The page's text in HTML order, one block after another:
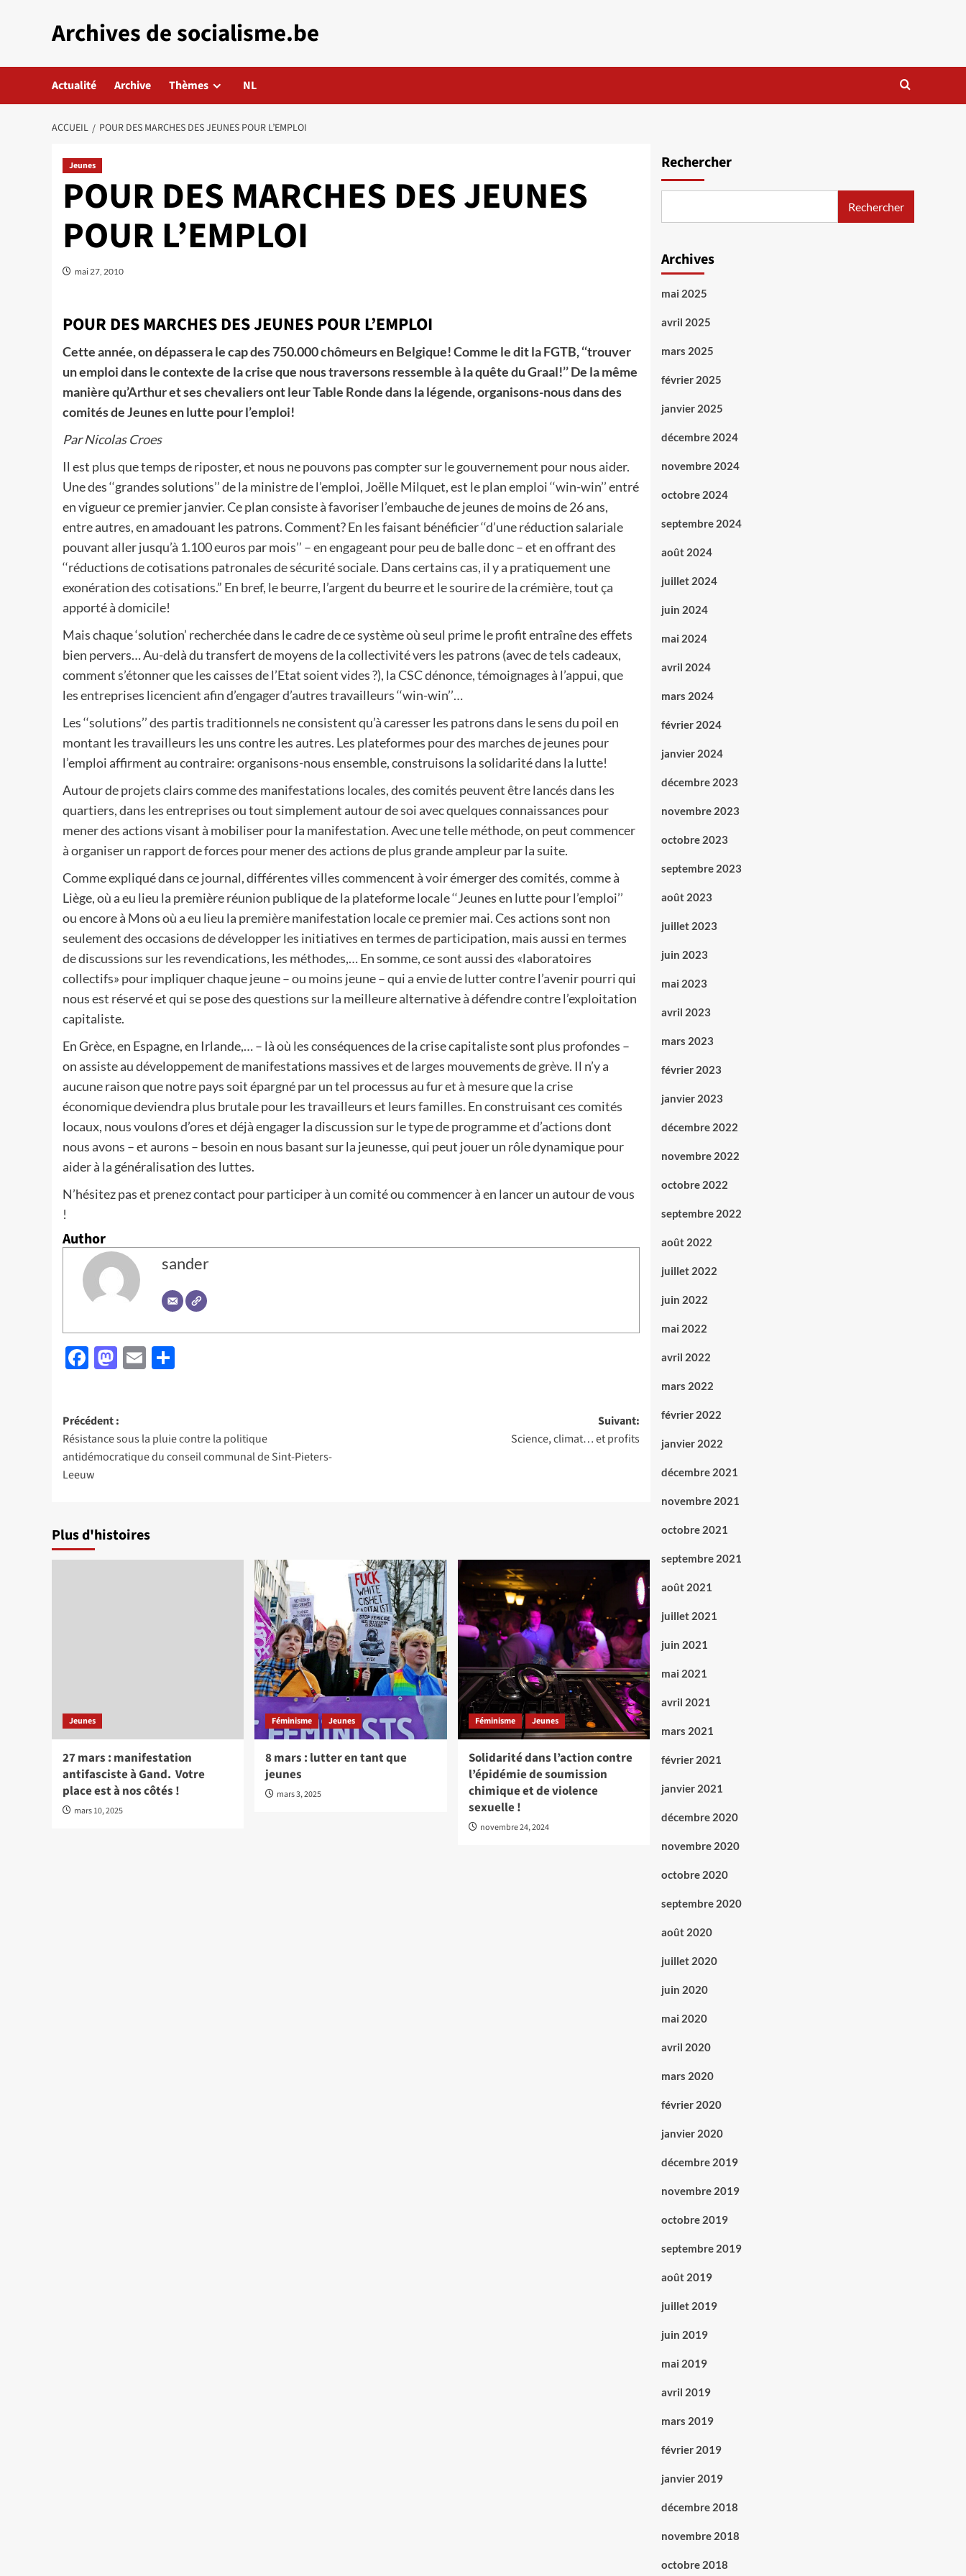
Archives de socialisme.be
Actualité Archive Thèmes NL
ACCUEIL POUR DES MARCHES DES JEUNES POUR L’EMPLOI
Jeunes
POUR DES MARCHES DES JEUNES
POUR L’EMPLOI
mai 27, 2010
POUR DES MARCHES DES JEUNES POUR L’EMPLOI
Cette année, on dépassera le cap des 750.000 chômeurs en Belgique! Comme le dit la FGTB, ‘‘trouver
un emploi dans le contexte de la crise que nous traversons ressemble à la quête du Graal!’’ De la même
manière qu’Arthur et ses chevaliers ont leur Table Ronde dans la légende, organisons-nous dans des
comités de Jeunes en lutte pour l’emploi!
Par Nicolas Croes
Il est plus que temps de riposter, et nous ne pouvons pas compter sur le gouvernement pour nous aider.
Une des ‘‘grandes solutions’’ de la ministre de l’emploi, Joëlle Milquet, est le plan emploi ‘‘win-win’’ entré
en vigueur ce premier janvier. Ce plan consiste à favoriser l’embauche de jeunes de moins de 26 ans,
entre autres, en amadouant les patrons. Comment? En les faisant bénéficier ‘‘d’une réduction salariale
pouvant aller jusqu’à 1.100 euros par mois’’ – en engageant pour peu de balle donc – et en offrant des
‘‘réductions de cotisations patronales de sécurité sociale. Dans certains cas, il y a pratiquement une
exonération des cotisations.” En bref, le beurre, l’argent du beurre et le sourire de la crémière, tout ça
apporté à domicile!
Mais chaque ‘solution’ recherchée dans le cadre de ce système où seul prime le profit entraîne des effets
bien pervers… Au-delà du transfert de moyens de la collectivité vers les patrons (avec de tels cadeaux,
comment s’étonner que les caisses de l’Etat soient vides ?), la CSC dénonce, témoignages à l’appui, que
les entreprises licencient afin d’engager d’autres travailleurs ‘‘win-win’’…
Les ‘‘solutions’’ des partis traditionnels ne consistent qu’à caresser les patrons dans le sens du poil en
montant les travailleurs les uns contre les autres. Les plateformes pour des marches de jeunes pour
l’emploi affirment au contraire: organisons-nous ensemble, construisons la solidarité dans la lutte!
Autour de projets clairs comme des manifestations locales, des comités peuvent être lancés dans les
quartiers, dans les entreprises ou tout simplement autour de soi avec quelques connaissances pour
mener des actions visant à mobiliser pour la manifestation. Avec une telle méthode, on peut commencer
à organiser un rapport de forces pour mener des actions de plus grande ampleur par la suite.
Comme expliqué dans ce journal, différentes villes commencent à voir émerger des comités, comme à
Liège, où a eu lieu la première réunion publique de la plateforme locale ‘‘Jeunes en lutte pour l’emploi’’
ou encore à Mons où a eu lieu la première manifestation locale ce premier mai. Ces actions sont non
seulement des occasions de développer les initiatives en termes de participation, mais aussi en termes
de discussions sur les revendications, les méthodes,… En somme, ce sont aussi des «laboratoires
collectifs» pour impliquer chaque jeune – ou moins jeune – qui a envie de lutter contre l’avenir pourri qui
nous est réservé et qui se pose des questions sur la meilleure alternative à défendre contre l’exploitation
capitaliste.
En Grèce, en Espagne, en Irlande,… – là où les conséquences de la crise capitaliste sont plus profondes –
on assiste au développement de manifestations massives et de larges mouvements de grève. Il n’y a
aucune raison que notre pays soit épargné par un tel processus au fur et à mesure que la crise
économique deviendra plus brutale pour les travailleurs et leurs familles. En construisant ces comités
locaux, nous voulons d’ores et déjà engager la discussion sur le type de programme et d’actions dont
nous avons – et aurons – besoin en nous basant sur la jeunesse, qui peut jouer un rôle dynamique pour
aider à la généralisation des luttes.
N’hésitez pas et prenez contact pour participer à un comité ou commencer à en lancer un autour de vous
!
Author
sander
Facebook
Mastodon
Email
Navigation
d’article
Précédent :
Résistance sous la pluie contre la politique
antidémocratique du conseil communal de Sint-Pieters-
Leeuw
Suivant:
Science, climat… et profits
Plus d'histoires
Jeunes
27 mars : manifestation
antifasciste à Gand. Votre
place est à nos côtés !
mars 10, 2025
Féminisme Jeunes
8 mars : lutter en tant que
jeunes
mars 3, 2025
Féminisme Jeunes
Solidarité dans l’action contre
l’épidémie de soumission
chimique et de violence
sexuelle !
novembre 24, 2024
Rechercher
Rechercher
Archives
mai 2025
avril 2025
mars 2025
février 2025
janvier 2025
décembre 2024
novembre 2024
octobre 2024
septembre 2024
août 2024
juillet 2024
juin 2024
mai 2024
avril 2024
mars 2024
février 2024
janvier 2024
décembre 2023
novembre 2023
octobre 2023
septembre 2023
août 2023
juillet 2023
juin 2023
mai 2023
avril 2023
mars 2023
février 2023
janvier 2023
décembre 2022
novembre 2022
octobre 2022
septembre 2022
août 2022
juillet 2022
juin 2022
mai 2022
avril 2022
mars 2022
février 2022
janvier 2022
décembre 2021
novembre 2021
octobre 2021
septembre 2021
août 2021
juillet 2021
juin 2021
mai 2021
avril 2021
mars 2021
février 2021
janvier 2021
décembre 2020
novembre 2020
octobre 2020
septembre 2020
août 2020
juillet 2020
juin 2020
mai 2020
avril 2020
mars 2020
février 2020
janvier 2020
décembre 2019
novembre 2019
octobre 2019
septembre 2019
août 2019
juillet 2019
juin 2019
mai 2019
avril 2019
mars 2019
février 2019
janvier 2019
décembre 2018
novembre 2018
octobre 2018